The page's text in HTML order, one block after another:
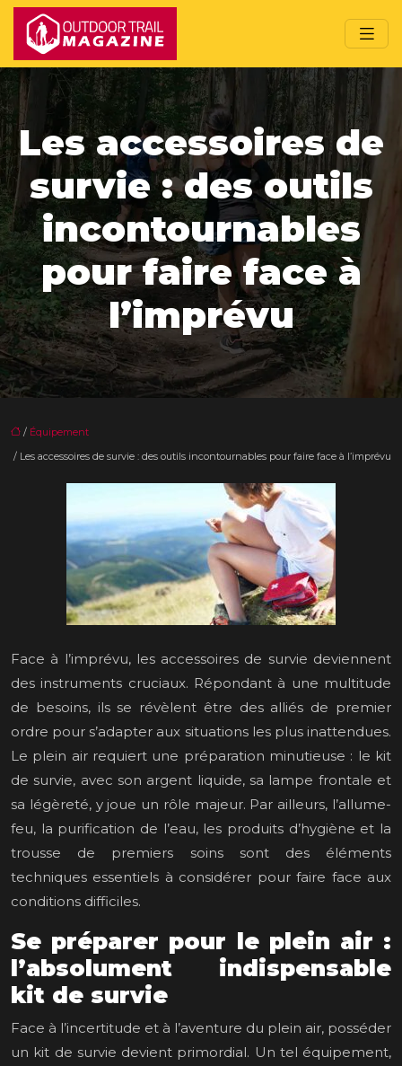
Les accessoires de
survie : des outils
incontournables
pour faire face à
l’imprévu
/ Équipement
/ Les accessoires de survie : des outils incontournables pour faire face à l’imprévu
Face à l’imprévu, les accessoires de survie deviennent
des instruments cruciaux. Répondant à une multitude
de besoins, ils se révèlent être des alliés de premier
ordre pour s’adapter aux situations les plus inattendues.
Le plein air requiert une préparation minutieuse : le kit
de survie, avec son argent liquide, sa lampe frontale et
sa légèreté, y joue un rôle majeur. Par ailleurs, l’allume-
feu, la purification de l’eau, les produits d’hygiène et la
trousse de premiers soins sont des éléments
techniques essentiels à considérer pour faire face aux
conditions difficiles.
Se préparer pour le plein air :
l’absolument indispensable
kit de survie
Face à l’incertitude et à l’aventure du plein air, posséder
un kit de survie devient primordial. Un tel équipement,